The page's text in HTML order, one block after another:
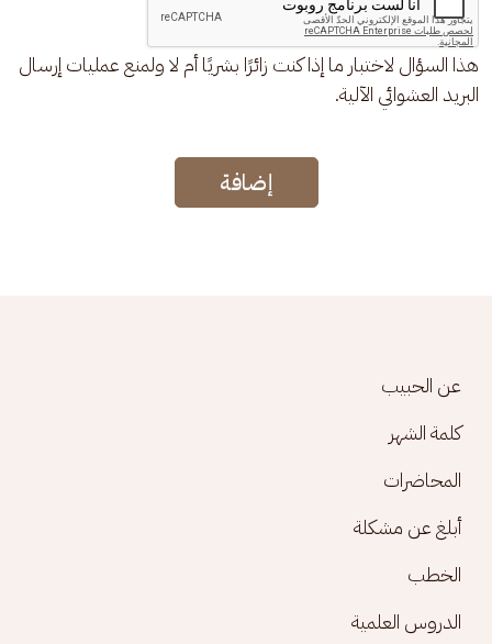
هذا السؤال لاختبار ما إذا كنت زائرًا بشريًا أم لا ولمنع عمليات إرسال
البريد العشوائي الآلية.
إضافة
Footer menu
عن الحبيب
كلمة الشهر
المحاضرات
أبلغ عن مشكلة
الخطب
الدروس العلمية